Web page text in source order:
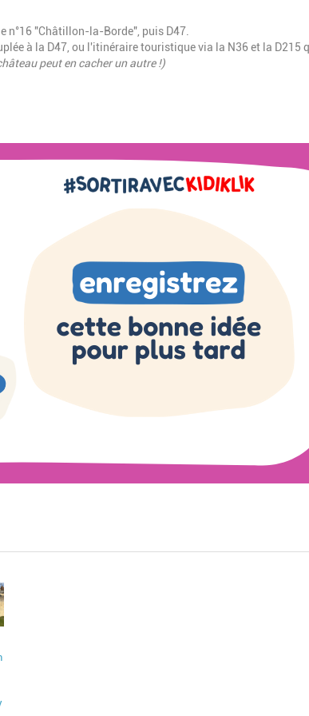
n°16 "Châtillon-la-Borde", puis D47.
à la D47, ou l'itinéraire touristique via la N36 et la D215
peut en cacher un autre !)